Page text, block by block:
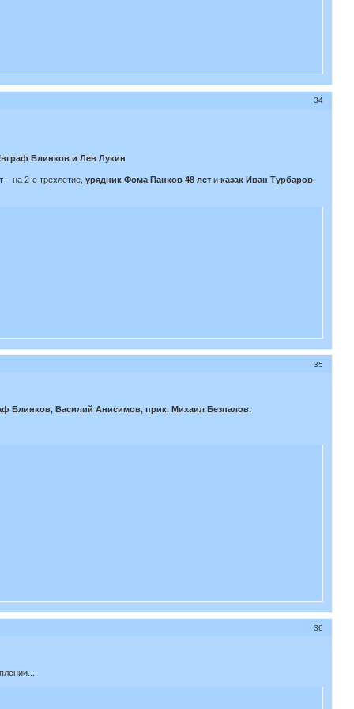
34
Блинков и Лев Лукин
– на 2-е трехлетие, урядник Фома Панков 48 лети казак Иван Турбаров
35
Блинков, Василий Анисимов, прик. Михаил Безпалов.
36